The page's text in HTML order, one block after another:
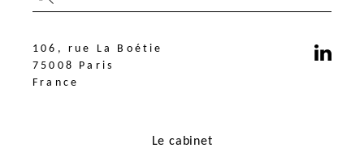
106, rue La Boétie
75008 Paris
France
Le cabinet